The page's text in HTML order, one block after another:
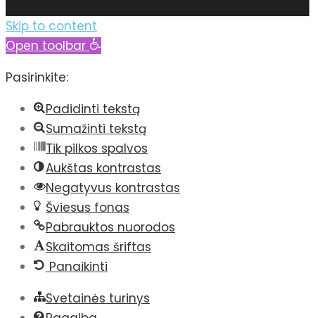
Skip to content
Open toolbar
Pasirinkite:
Padidinti tekstą
Sumažinti tekstą
Tik pilkos spalvos
Aukštas kontrastas
Negatyvus kontrastas
Šviesus fonas
Pabrauktos nuorodos
Skaitomas šriftas
Panaikinti
Svetainės turinys